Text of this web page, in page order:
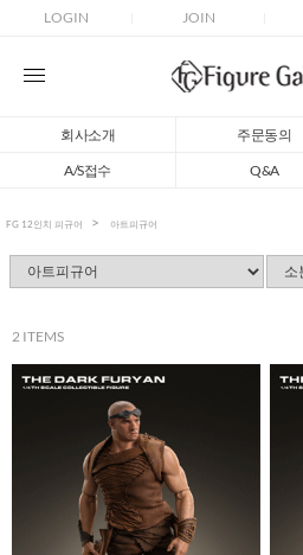
LOGIN JOIN
회사소개 주문동의
A/S접수
Q&A
FG 12인치 피규어 아트피규어
2 ITEMS